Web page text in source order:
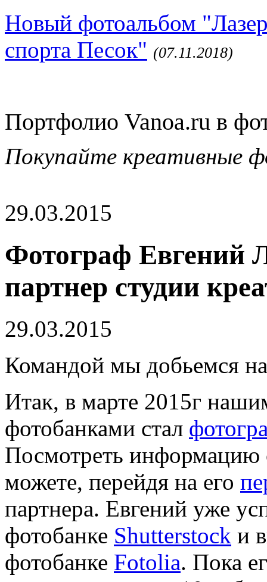
Новый фотоальбом
спорта Песок" (07.11.2018)
Портфолио Vanoa.ru в
Покупайте креативные
29.03.2015
Фотограф Евгений
партнер студии
29.03.2015
Командой мы добьемся
Итак, в марте 2015г
фотобанками стал
Посмотреть информацию
можете, перейдя на его
партнера. Евгений уже
фотобанке Shutterstock и
фотобанке Fotolia. Пока